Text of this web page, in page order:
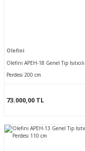
Olefini
Olefini APEH-18 Genel Tip
Perdesi 200 cm
73.000,00 TL